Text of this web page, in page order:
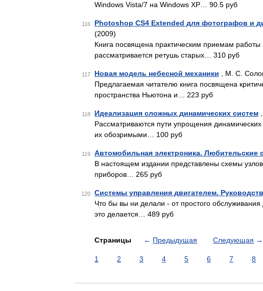
Windows Vista/7 на Windows ХР… 90.5 руб
116 Photoshop CS4 Extended для фотографов и
(2009)
Книга посвящена практическим приемам
рассматривается ретушь старых… 310 руб
117 Новая модель небесной механики , М. С.
Предлагаемая читателю книга посвящена
пространства Ньютона и… 223 руб
118 Идеализация сложных динамических систем
Рассматриваются пути упрощения
их обозримыми… 100 руб
119 Автомобильная электроника. Любительские
В настоящем издании представлены схемы
приборов… 265 руб
120 Системы управления двигателем.
Что бы вы ни делали - от простого
это делается… 489 руб
Страницы ← Предыдущая Следующая →
1 2 3 4 5 6 7 8